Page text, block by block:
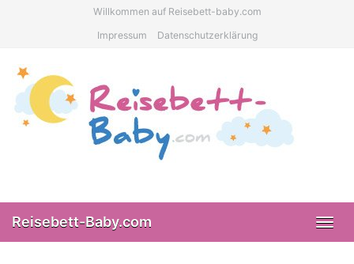
Willkommen auf Reisebett-baby.com
Impressum
Datenschutzerklärung
Reisebett-Baby.com